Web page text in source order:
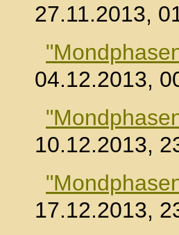
27.11.2013,
04.12.2013,
10.12.2013,
17.12.2013,